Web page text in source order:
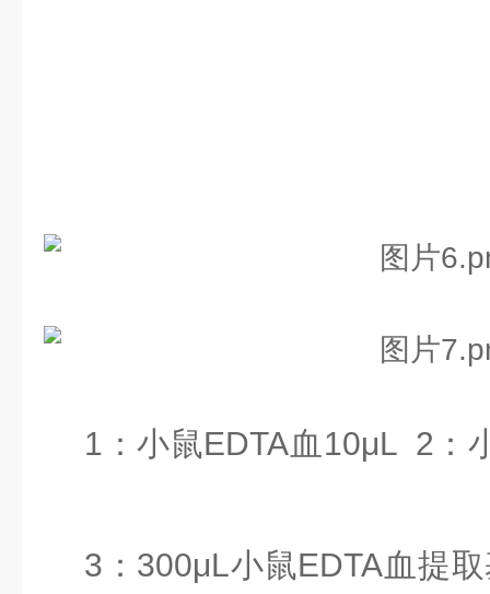
1：小鼠EDTA血10μL 2：
3 ： 300μL小鼠EDTA血提